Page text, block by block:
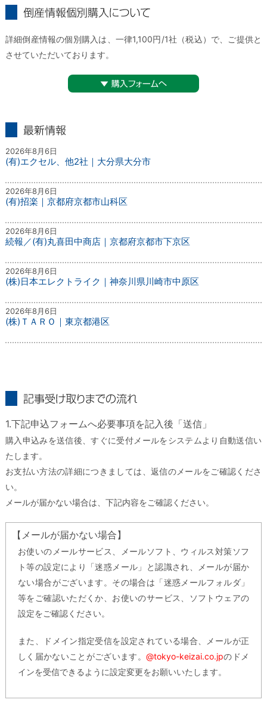
詳細倒産情報の個別購入は、一律1,100円/1社（税込）で、ご提供と
させていただいております。
2026年8月6日
(有)エクセル、他2社｜大分県大分市
2026年8月6日
(有)招楽｜京都府京都市山科区
2026年8月6日
続報／(有)丸喜田中商店｜京都府京都市下京区
2026年8月6日
(株)日本エレクトライク｜神奈川県川崎市中原区
2026年8月6日
(株)ＴＡＲＯ｜東京都港区
1.下記申込フォームへ必要事項を記入後「送信」
購入申込みを送信後、すぐに受付メールをシステムより自動送信い
たします。
お支払い方法の詳細につきましては、返信のメールをご確認くださ
い。
メールが届かない場合は、下記内容をご確認ください。
【メールが届かない場合】
お使いのメールサービス、メールソフト、ウィルス対策ソフ
ト等の設定により「迷惑メール」と認識され、メールが届か
ない場合がございます。その場合は「迷惑メールフォルダ」
等をご確認いただくか、お使いのサービス、ソフトウェアの
設定をご確認ください。
また、ドメイン指定受信を設定されている場合、メールが正
しく届かないことがございます。@tokyo-keizai.co.jpのドメ
インを受信できるように設定変更をお願いいたします。